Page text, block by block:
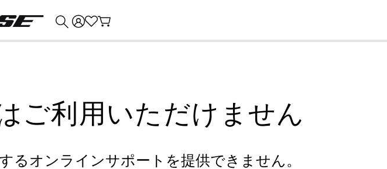
ご利用いただけません
るオンラインサポートを提供できません。